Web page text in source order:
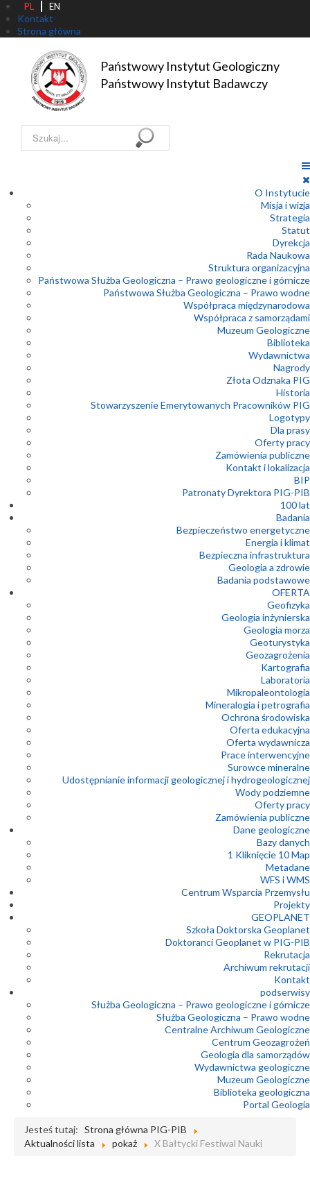
PL EN
Kontakt
Strona główna
Państwowy Instytut Geologiczny
Państwowy Instytut Badawczy
Szukaj...
O Instytucie
Misja i wizja
Strategia
Statut
Dyrekcja
Rada Naukowa
Struktura organizacyjna
Państwowa Służba Geologiczna – Prawo geologiczne i górnicze
Państwowa Służba Geologiczna – Prawo wodne
Współpraca międzynarodowa
Współpraca z samorządami
Muzeum Geologiczne
Biblioteka
Wydawnictwa
Nagrody
Złota Odznaka PIG
Historia
Stowarzyszenie Emerytowanych Pracowników PIG
Logotypy
Dla prasy
Oferty pracy
Zamówienia publiczne
Kontakt i lokalizacja
BIP
Patronaty Dyrektora PIG-PIB
100 lat
Badania
Bezpieczeństwo energetyczne
Energia i klimat
Bezpieczna infrastruktura
Geologia a zdrowie
Badania podstawowe
OFERTA
Geofizyka
Geologia inżynierska
Geologia morza
Geoturystyka
Geozagrożenia
Kartografia
Laboratoria
Mikropaleontologia
Mineralogia i petrografia
Ochrona środowiska
Oferta edukacyjna
Oferta wydawnicza
Prace interwencyjne
Surowce mineralne
Udostępnianie informacji geologicznej i hydrogeologicznej
Wody podziemne
Oferty pracy
Zamówienia publiczne
Dane geologiczne
Bazy danych
1 Kliknięcie 10 Map
Metadane
WFS i WMS
Centrum Wsparcia Przemysłu
Projekty
GEOPLANET
Szkoła Doktorska Geoplanet
Doktoranci Geoplanet w PIG-PIB
Rekrutacja
Archiwum rekrutacji
Kontakt
podserwisy
Służba Geologiczna – Prawo geologiczne i górnicze
Służba Geologiczna – Prawo wodne
Centralne Archiwum Geologiczne
Centrum Geozagrożeń
Geologia dla samorządów
Wydawnictwa geologiczne
Muzeum Geologiczne
Biblioteka geologiczna
Portal Geologia
Jesteś tutaj: Strona główna PIG-PIB
Aktualności lista
pokaż X Bałtycki Festiwal Nauki